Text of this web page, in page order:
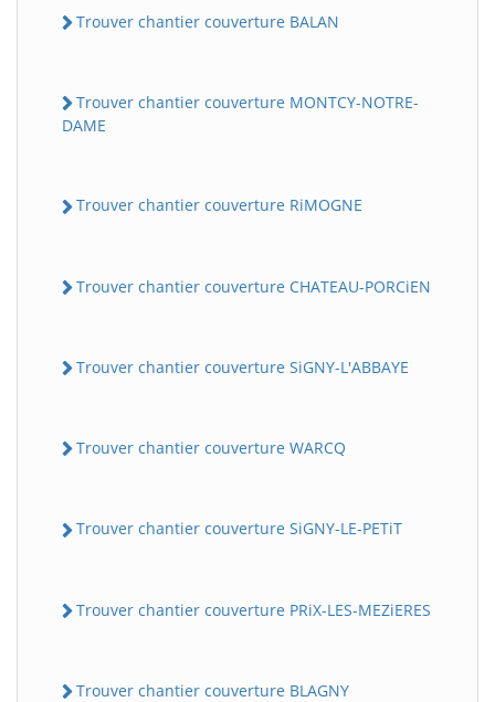
Trouver chantier couverture BALAN
Trouver chantier couverture MONTCY-NOTRE-
DAME
Trouver chantier couverture RiMOGNE
Trouver chantier couverture CHATEAU-PORCiEN
Trouver chantier couverture SiGNY-L'ABBAYE
Trouver chantier couverture WARCQ
Trouver chantier couverture SiGNY-LE-PETiT
Trouver chantier couverture PRiX-LES-MEZiERES
Trouver chantier couverture BLAGNY